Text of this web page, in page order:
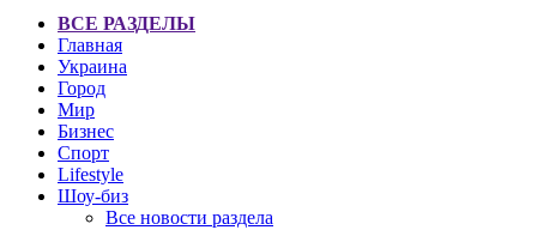
ВСЕ РАЗДЕЛЫ
Главная
Украина
Город
Мир
Бизнес
Спорт
Lifestyle
Шоу-биз
Все новости раздела